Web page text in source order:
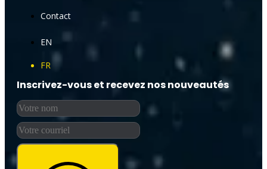
Contact
EN
FR
Inscrivez-vous et recevez nos nouveautés